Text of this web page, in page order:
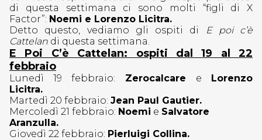
di questa settimana ci sono molti “figli di X
Factor”: Noemi e Lorenzo Licitra.
Detto questo, vediamo gli ospiti di
E poi c’è
Cattelan di questa settimana.
E Poi C’è Cattelan: ospiti dal 19 al 22
febbraio
Lunedì 19 febbraio: Zerocalcare e Lorenzo
Licitra.
Martedì 20 febbraio: Jean Paul Gautier.
Mercoledì 21 febbraio: Noemi e Salvatore
Aranzulla.
Giovedì 22 febbraio: Pierluigi Collina.